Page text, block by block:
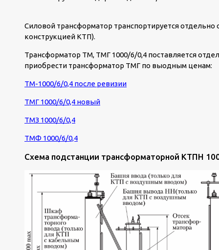
Силовой трансформатор транспортируется
конструкцией КТП).
Трансформатор ТМ, ТМГ 1000/6/0,4 поставляется
приобрести трансформатор ТМГ по выодным ценам:
ТМ-1000/6/0,4 после ревизии
ТМГ 1000/6/0,4 новый
ТМЗ 1000/6/0,4
ТМФ 1000/6/0,4
Схема подстанции трансформаторной КТПН